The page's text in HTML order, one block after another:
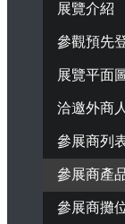
展覽介紹
參觀預先
展覽平面圖
洽邀外商
參展商列
參展商產
參展商攤